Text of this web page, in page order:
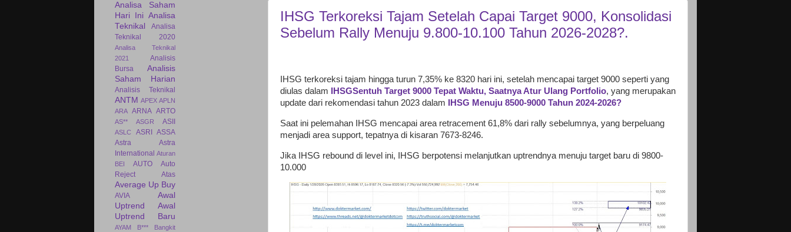
IHSG Terkoreksi Tajam Setelah Capai Target 9000, Konsolidasi
Sebelum Rally Menuju 9.800-10.100 Tahun 2026-2028?.
IHSG terkoreksi tajam hingga turun 7,35% ke 8320 hari ini, setelah mencapai target 9000 seperti yang
diulas dalam
IHSGSentuh Target 9000 Tepat Waktu, Saatnya Atur Ulang Portfolio, yang merupakan
update dari rekomendasi tahun 2023 dalam
IHSG Menuju 8500-9000 Tahun 2024-2026?
Saat ini pelemahan IHSG mencapai area retracement 61,8% dari rally sebelumnya, yang berpeluang
menjadi area support, tepatnya di kisaran 7673-8246.
Jika IHSG rebound di level ini, IHSG berpotensi melanjutkan uptrendnya menuju target baru di 9800-
10.000
Analisa Saham
Hari Ini Analisa
Teknikal
Analisa
Teknikal 2020
Analisa Teknikal
2021
Analisis
Bursa
Analisis
Saham Harian
Analisis Teknikal
ANTM APEX APLN
ARA ARNA ARTO
AS** ASGR ASII
ASLC ASRI
ASSA
Astra
Astra
International Aturan
BEI
AUTO
Auto
Reject Atas
Average Up Buy
AVIA
Awal
Uptrend
Awal
Uptrend Baru
AYAM B*** Bangkit